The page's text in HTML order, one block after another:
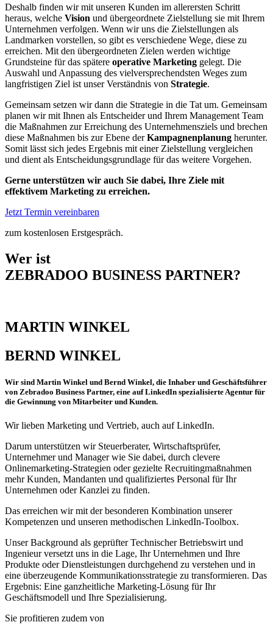
Deshalb finden wir mit unseren Kunden im allerersten Schritt
heraus, welche Vision und übergeordnete Zielstellung sie mit Ihrem
Unternehmen verfolgen. Wenn wir uns die Zielstellungen als
Landmarken vorstellen, so gibt es verschiedene Wege, diese zu
erreichen. Mit den übergeordneten Zielen werden wichtige
Grundsteine für das spätere operative Marketing gelegt. Die
Auswahl und Anpassung des vielversprechendsten Weges zum
langfristigen Ziel ist unser Verständnis von Strategie.
Gemeinsam setzen wir dann die Strategie in die Tat um. Gemeinsam
planen wir mit Ihnen als Entscheider und Ihrem Management Team
die Maßnahmen zur Erreichung des Unternehmensziels und brechen
diese Maßnahmen bis zur Ebene derKampagnenplanung herunter.
Somit lässt sich jedes Ergebnis mit einer Zielstellung vergleichen
und dient als Entscheidungsgrundlage für das weitere Vorgehen.
Gerne unterstützen wir auch Sie dabei, Ihre Ziele mit
effektivem Marketing zu erreichen.
Jetzt Termin vereinbaren
zum kostenlosen Erstgespräch.
Wer ist
ZEBRADOO BUSINESS PARTNER?
MARTIN WINKEL
BERND WINKEL
Wir sind Martin Winkel und Bernd Winkel, die Inhaber und Geschäftsführer
von Zebradoo Business Partner, eine auf LinkedIn spezialisierte Agentur für
die Gewinnung von Mitarbeiter und Kunden.
Wir lieben Marketing und Vertrieb, auch auf LinkedIn.
Darum unterstützen wir Steuerberater, Wirtschaftsprüfer,
Unternehmer und Manager wie Sie dabei, durch clevere
Onlinemarketing-Strategien oder gezielte Recruitingmaßnahmen
mehr Kunden, Mandanten und qualifiziertes Personal für Ihr
Unternehmen oder Kanzlei zu finden.
Das erreichen wir mit der besonderen Kombination unserer
Kompetenzen und unseren methodischen LinkedIn-Toolbox.
Unser Background als geprüfter Technischer Betriebswirt und
Ingenieur versetzt uns in die Lage, Ihr Unternehmen und Ihre
Produkte oder Dienstleistungen durchgehend zu verstehen und in
eine überzeugende Kommunikationsstrategie zu transformieren. Das
Ergebnis: Eine ganzheitliche Marketing-Lösung für Ihr
Geschäftsmodell und Ihre Spezialisierung.
Sie profitieren zudem von